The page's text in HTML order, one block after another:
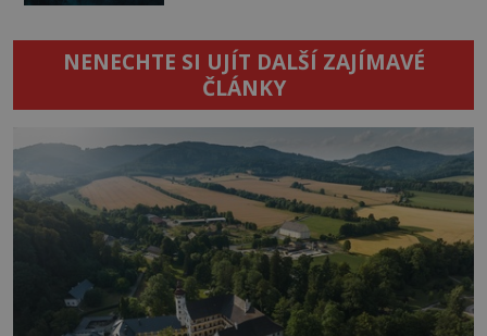
NENECHTE SI UJÍT DALŠÍ ZAJÍMAVÉ
ČLÁNKY